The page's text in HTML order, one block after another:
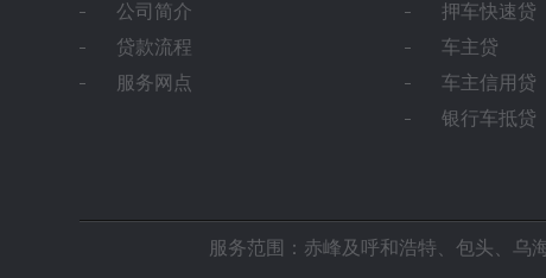
公司简介
贷款流程
服务网点
押车快速贷
车主贷
车主信用贷
银行车抵贷
服务范围：赤峰及 呼和浩特 包头 乌